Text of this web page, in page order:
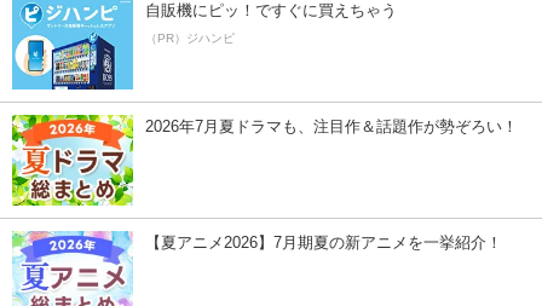
自販機にピッ！ですぐに買えちゃう
（PR）ジハンピ
2026年7月夏ドラマも、注目作＆話題作が勢ぞろい！
【夏アニメ2026】7月期夏の新アニメを一挙紹介！